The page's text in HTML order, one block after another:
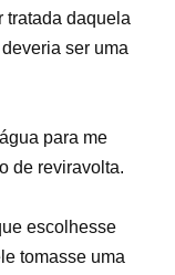
tratada daquela
ser uma
para me
de reviravolta.
escolhesse
tomasse uma